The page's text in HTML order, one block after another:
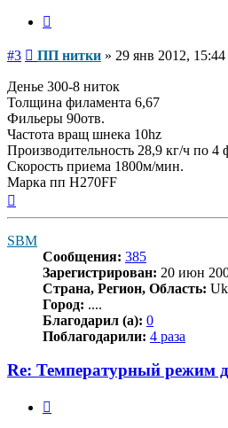
#3 Сообщение
ПП нитки » 29 янв 2012, 15:44
Денье 300-8 ниток
Толщина филамента 6,67
Фильеры 90отв.
Частота вращ шнека 10hz
Производительность 28,9 кг/ч по
Скорость приема 1800м/мин.
Марка пп Н270FF
SBM
Сообщения: 385
Зарегистрирован: 20 июн
Страна, Регион, Область:
Город: ....
Благодарил (а): 0
Поблагодарили: 4 раза
Re: Температурный режим